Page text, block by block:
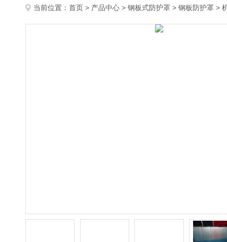
当前位置： 首页 > 产品中心 > 钢板式防护罩 > 钢板防护罩 >